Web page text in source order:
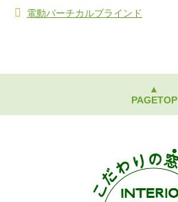
電動バーチカルブラインド
▲
PAGETOP